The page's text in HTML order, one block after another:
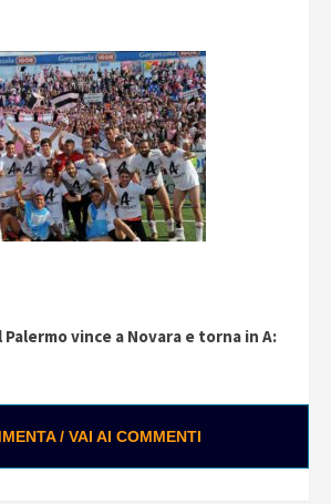
Palermo vince a Novara e torna in A:
/ VAI AI COMMENTI